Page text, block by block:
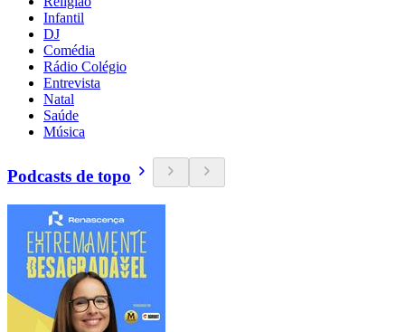
Infantil
DJ
Comédia
Rádio Colégio
Entrevista
Natal
Saúde
Música
Podcasts de topo